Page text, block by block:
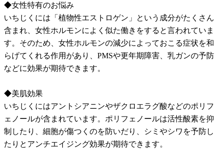
◆女性特有のお悩み
いちじくには「植物性エストロゲン」という成分がたくさん
含まれ、女性ホルモンによく似た働きをすると言われていま
す。そのため、女性ホルモンの減少によっておこる症状を和
らげてくれる作用があり、PMSや更年期障害、乳ガンの予防
などに効果が期待できます。
◆美肌効果
いちじくにはアントシアニンやザクロエラグ酸などのポリフ
ェノールが含まれています。ポリフェノールは活性酸素を抑
制したり、細胞が傷つくのを防いだり、シミやシワを予防し
たりとアンチエイジング効果が期待できます。